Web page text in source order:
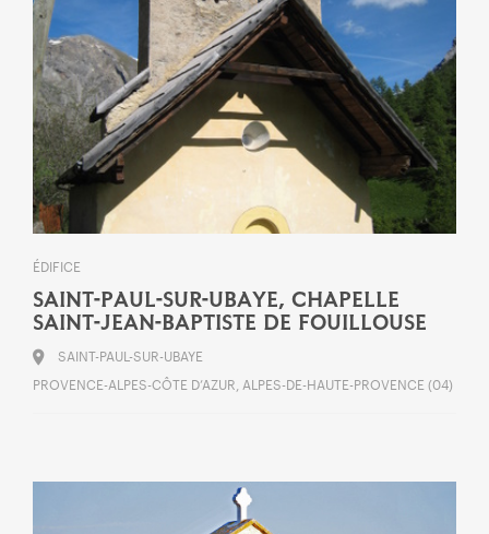
ÉDIFICE
SAINT-PAUL-SUR-UBAYE, CHAPELLE
SAINT-JEAN-BAPTISTE DE FOUILLOUSE
SAINT-PAUL-SUR-UBAYE
PROVENCE-ALPES-CÔTE D’AZUR, ALPES-DE-HAUTE-PROVENCE (04)